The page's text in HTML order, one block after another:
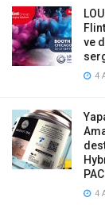
ve
4
4